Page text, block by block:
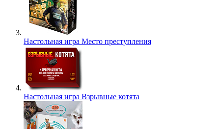
Настольная игра Место преступления
Настольная игра Взрывные котята